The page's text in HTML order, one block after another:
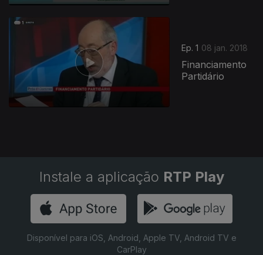
Ep. 1 08 jan. 2018
Financiamento
Partidário
324837
Instale a aplicação RTP Play
Disponível para iOS, Android, Apple TV, Android TV e
CarPlay